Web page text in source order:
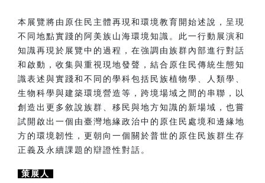
本展覽將由原住民主體再現和環境教育開始述說，呈現
不同地點實踐的阿美族山海環境知識。此一行動展演和
知識再現於展覽中的過程，在強調由族群內部進行對話
和啟動，收集與重視現地發聲，結合原住民傳統生態知
識表述與實踐和不同的學科包括民族植物學、人類學、
生物科學與建築環境營造等，跨境場域之間的串聯，以
創造出更多敘說族群、移民與地方知識的新場域，也嘗
試開啟出一個由臺灣地緣政治中的原住民處境和邊緣地
方的環境韌性，更朝向一個關於普世的原住民族群生存
正義及永續課題的辯證性對話。
策展人